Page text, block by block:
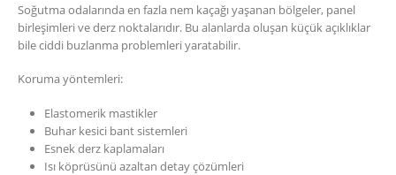
Soğutma odalarında en fazla nem kaçağı yaşanan bölgeler, panel
birleşimleri ve derz noktalarıdır. Bu alanlarda oluşan küçük açıklıklar
bile ciddi buzlanma problemleri yaratabilir.
Koruma yöntemleri:
Elastomerik mastikler
Buhar kesici bant sistemleri
Esnek derz kaplamaları
Isı köprüsünü azaltan detay çözümleri